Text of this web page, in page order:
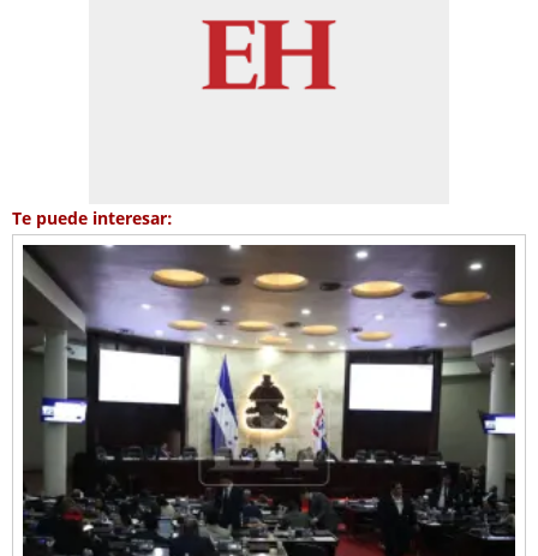
Te puede interesar: